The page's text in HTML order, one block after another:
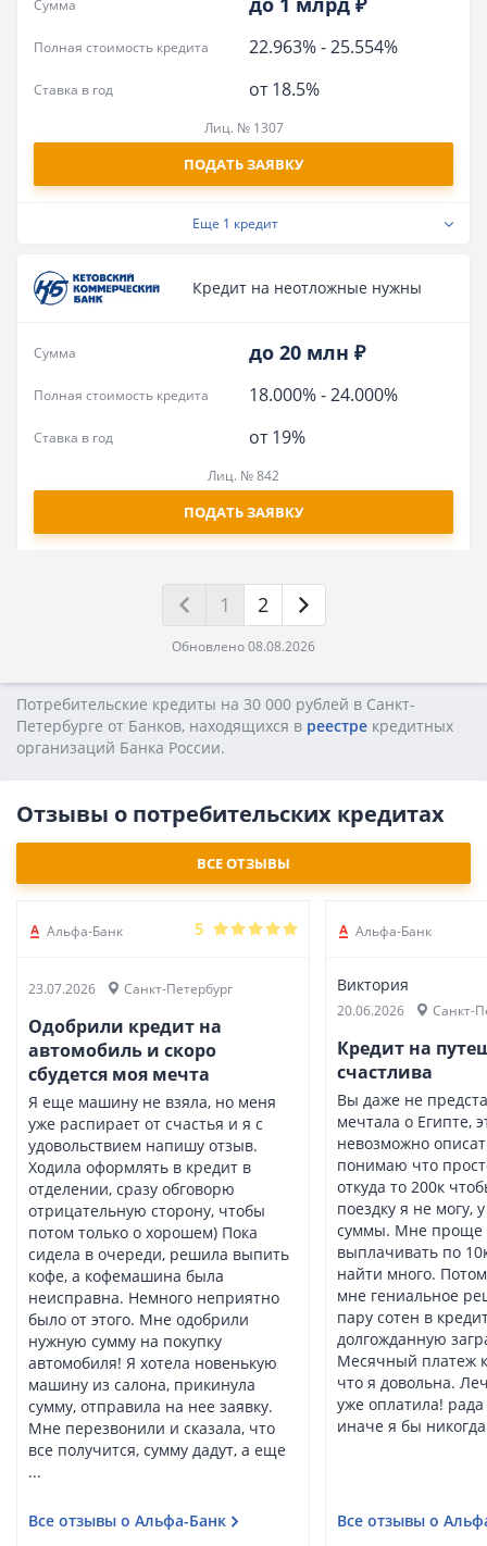
Сумма
22.963%-25.554%
Полная стоимость кредита
от 18.5%
Ставка в год
Лиц. № 1307
ПОДАТЬ ЗАЯВКУ
Еще 1 кредит
Кредит на неотложные нужны
до 20 млн ₽
Сумма
18.000%-24.000%
Полная стоимость кредита
от 19%
Ставка в год
Лиц. № 842
ПОДАТЬ ЗАЯВКУ
1 2
Обновлено 08.08.2026
Потребительские кредиты на 30 000 рублей в Санкт-
Петербурге от Банков, находящихся в реестре кредитных
opгaнизaций Бaнкa Poccии.
Отзывы о потребительских кредитах
ВСЕ ОТЗЫВЫ
Альфа-Банк 5
23.07.2026 Санкт-Петербург
Одобрили кредит на
автомобиль и скоро
сбудется моя мечта
Я еще машину не взяла, но меня
уже распирает от счастья и я с
удовольствием напишу отзыв.
Ходила оформлять в кредит в
отделении, сразу обговорю
отрицательную сторону, чтобы
потом только о хорошем) Пока
сидела в очереди, решила выпить
кофе, а кофемашина была
неисправна. Немного неприятно
было от этого. Мне одобрили
нужную сумму на покупку
автомобиля! Я хотела новенькую
машину из салона, прикинула
сумму, отправила на нее заявку.
Мне перезвонили и сказала, что
все получится, сумму дадут, а еще
...
Все отзывы о Альфа-Банк
Альфа-Банк
Виктория
20.06.2026 Санкт-
Кредит на
счастлива
Вы даже не
мечтала о Египте,
невозможно
понимаю что
откуда то 200к
поездку я не могу,
суммы. Мне проще
выплачивать по
найти много.
мне гениальное
пару сотен в
долгожданную
Месячный платеж
что я довольна.
уже оплатила!
иначе я бы
Все отзывы о